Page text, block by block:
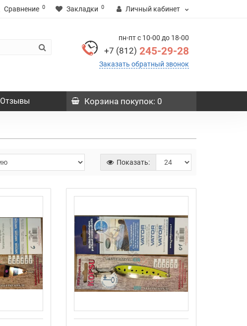
Сравнение 0 Закладки 0 Личный кабинет
пн-пт с 10-00 до 18-00
+7 (812) 245-29-28
Заказать обратный звонок
Отзывы Корзина покупок: 0
Показать: